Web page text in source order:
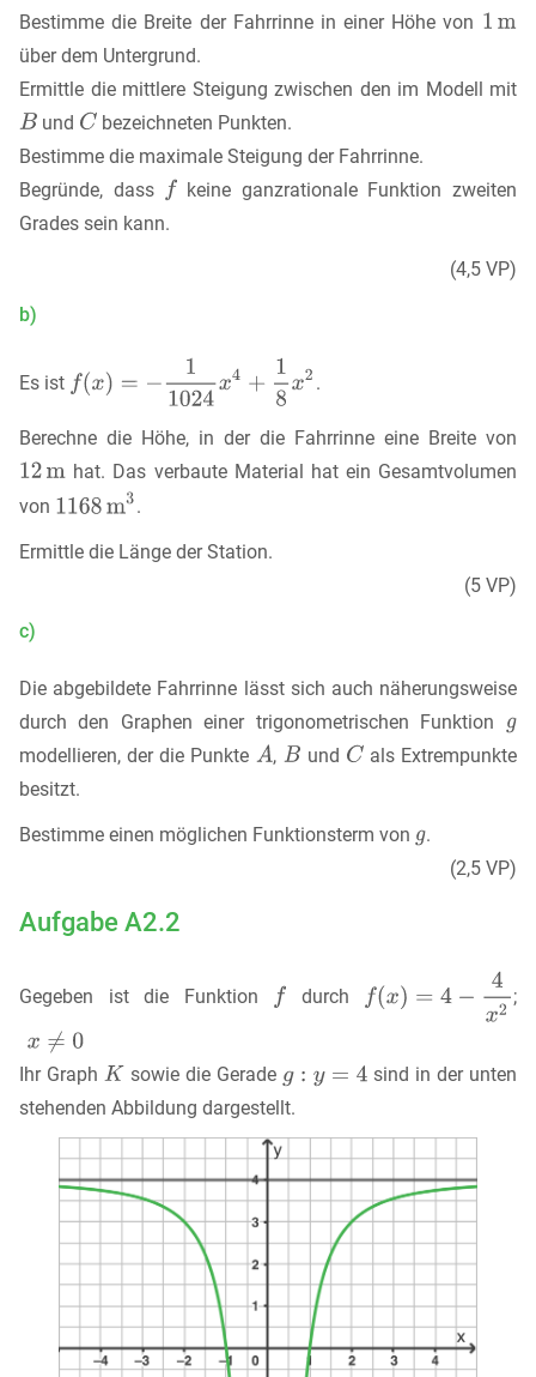
Bestimme die Breite der Fahrrinne in einer Höhe von
über dem Untergrund.
Ermittle die mittlere Steigung zwischen den im Modell mit
und
bezeichneten Punkten.
Bestimme die maximale Steigung der Fahrrinne.
Begründe, dass
keine ganzrationale Funktion zweiten
Grades sein kann.
(4,5 VP)
b)
Es ist .
Berechne die Höhe, in der die Fahrrinne eine Breite von
hat. Das verbaute Material hat ein Gesamtvolumen
von
.
Ermittle die Länge der Station.
(5 VP)
c)
Die abgebildete Fahrrinne lässt sich auch näherungsweise
durch den Graphen einer trigonometrischen Funktion
modellieren, der die Punkte
, und
als Extrempunkte
besitzt.
Bestimme einen möglichen Funktionsterm von
.
(2,5 VP)
Aufgabe A2.2
Gegeben ist die Funktion durch ;
Ihr Graph sowie die Gerade
sind in der unten
stehenden Abbildung dargestellt.